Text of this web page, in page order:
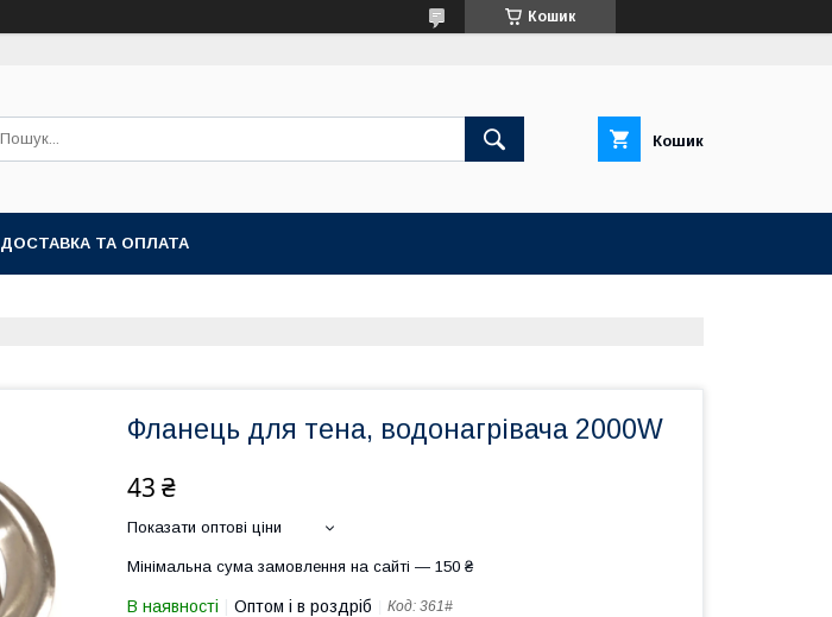
Кошик
Кошик
ДОСТАВКА ТА ОПЛАТА
Фланець для тена, водонагрівача 2000W
43 ₴
Показати оптові ціни
Мінімальна сума замовлення на сайті — 150 ₴
В наявності Оптом і в роздріб Код: 361#